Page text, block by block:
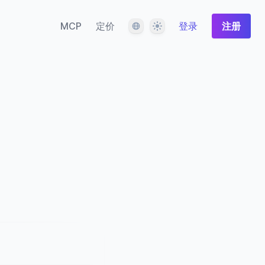
MCP 定价 语言 主题 登录 注册